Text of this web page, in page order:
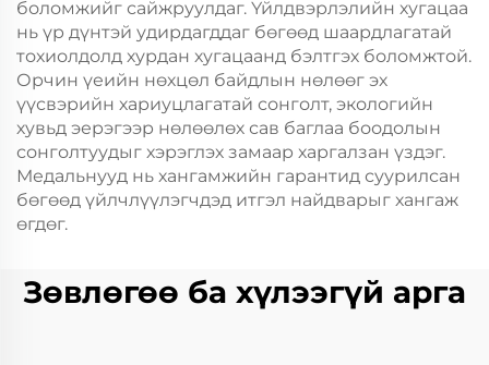
боломжийг сайжруулдаг. Үйлдвэрлэлийн хугацаа
нь үр дүнтэй удирдагддаг бөгөөд шаардлагатай
тохиолдолд хурдан хугацаанд бэлтгэх боломжтой.
Орчин үеийн нөхцөл байдлын нөлөөг эх
үүсвэрийн хариуцлагатай сонголт, экологийн
хувьд эерэгээр нөлөөлөх сав баглаа боодолын
сонголтуудыг хэрэглэх замаар харгалзан үздэг.
Медальнууд нь хангамжийн гарантид суурилсан
бөгөөд үйлчлүүлэгчдэд итгэл найдварыг хангаж
өгдөг.
Зөвлөгөө ба хүлээгүй арга